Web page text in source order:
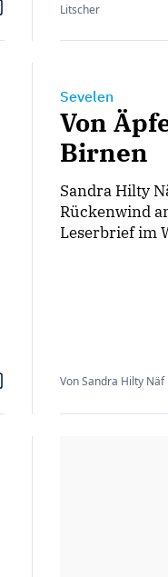
Litscher
Sevelen
Von
Birnen
Sandra Hilty
Rückenwind
Leserbrief im
Von Sandra Hilty Näf